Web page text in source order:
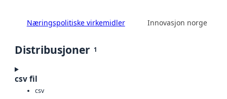
Næringspolitiske virkemidler Innovasjon norge
Distribusjoner 1
csv fil
csv